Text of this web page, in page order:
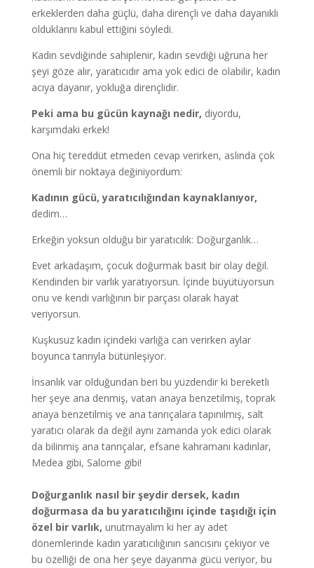
erkeklerden daha güçlü, daha dirençli ve daha dayanıklı
olduklarını kabul ettiğini söyledi.
Kadın sevdiğinde sahiplenir, kadın sevdiği uğruna her
şeyi göze alır, yaratıcıdır ama yok edici de olabilir, kadın
acıya dayanır, yokluğa dirençlidir.
Peki ama bu gücün kaynağı nedir, diyordu,
karşımdaki erkek!
Ona hiç tereddüt etmeden cevap verirken, aslında çok
önemli bir noktaya değiniyordum:
Kadının gücü, yaratıcılığından kaynaklanıyor,
dedim…
Erkeğin yoksun olduğu bir yaratıcılık: Doğurganlık…
Evet arkadaşım, çocuk doğurmak basit bir olay değil.
Kendinden bir varlık yaratıyorsun. İçinde büyütüyorsun
onu ve kendi varlığının bir parçası olarak hayat
veriyorsun.
Kuşkusuz kadın içindeki varlığa can verirken aylar
boyunca tanrıyla bütünleşiyor.
İnsanlık var olduğundan beri bu yüzdendir ki bereketli
her şeye ana denmiş, vatan anaya benzetilmiş, toprak
anaya benzetilmiş ve ana tanrıçalara tapınılmış, salt
yaratıcı olarak da değil aynı zamanda yok edici olarak
da bilinmiş ana tanrıçalar, efsane kahramanı kadınlar,
Medea gibi, Salome gibi!
Doğurganlık nasıl bir şeydir dersek, kadın
doğurmasa da bu yaratıcılığını içinde taşıdığı için
özel bir varlık, unutmayalım ki her ay adet
dönemlerinde kadın yaratıcılığının sancısını çekiyor ve
bu özelliği de ona her şeye dayanma gücü veriyor, bu